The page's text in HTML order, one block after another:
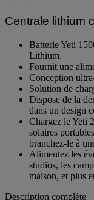
Centrale lithium
Batterie Yeti
Lithium.
Fournit une
Conception
Solution de
Dispose de la
dans un design
Chargez le Yeti
solaires
branchez-le à
Alimentez les
studios, les
maison, et plus
Description complète